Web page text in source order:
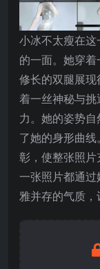
小冰不太瘦在
的一面。她穿着
修长的双腿展
着一丝神秘与
力。她的姿势
了她的身形曲
彰，使整张照
一张照片都通
雅并存的气质，